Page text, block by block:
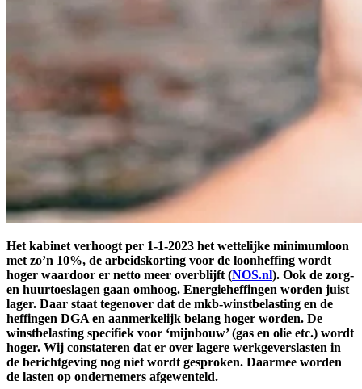
Het kabinet verhoogt per 1-1-2023 het wettelijke minimumloon
met zo’n 10%, de arbeidskorting voor de loonheffing wordt
hoger waardoor er netto meer overblijft (NOS.nl). Ook de zorg-
en huurtoeslagen gaan omhoog. Energieheffingen worden juist
lager. Daar staat tegenover dat de mkb-winstbelasting en de
heffingen DGA en aanmerkelijk belang hoger worden. De
winstbelasting specifiek voor ‘mijnbouw’ (gas en olie etc.) wordt
hoger. Wij constateren dat er over lagere werkgeverslasten in
de berichtgeving nog niet wordt gesproken. Daarmee worden
de lasten op ondernemers afgewenteld.